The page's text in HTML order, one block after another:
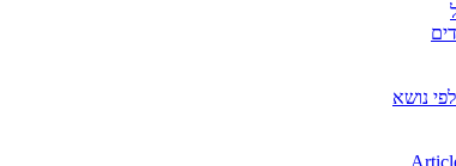
נושא